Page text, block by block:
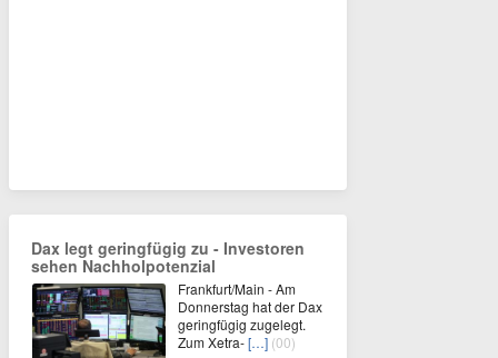
Dax legt geringfügig zu - Investoren
sehen Nachholpotenzial
Frankfurt/Main - Am
Donnerstag hat der Dax
geringfügig zugelegt.
Zum Xetra-[…] (00)